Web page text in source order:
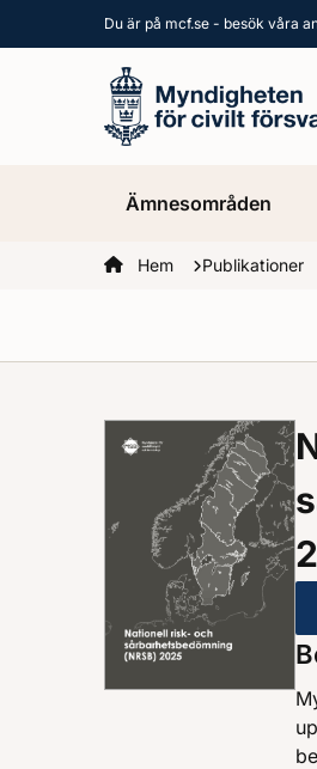
Du är på mcf.se - besök våra
Ämnesområden
Startsidan
Hem Publikationer